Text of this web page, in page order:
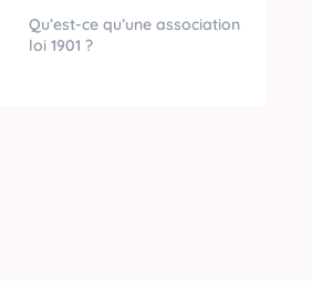
Qu’est-ce qu’une association
loi 1901 ?